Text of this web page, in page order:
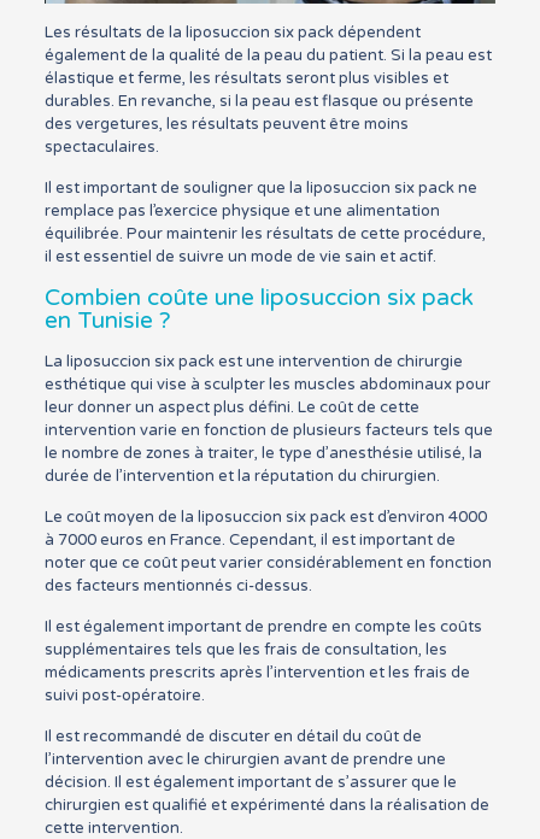
Les résultats de la liposuccion six pack dépendent
également de la qualité de la peau du patient. Si la peau est
élastique et ferme, les résultats seront plus visibles et
durables. En revanche, si la peau est flasque ou présente
des vergetures, les résultats peuvent être moins
spectaculaires.
Il est important de souligner que la liposuccion six pack ne
remplace pas l’exercice physique et une alimentation
équilibrée. Pour maintenir les résultats de cette procédure,
il est essentiel de suivre un mode de vie sain et actif.
Combien coûte une liposuccion six pack
en Tunisie ?
La liposuccion six pack est une intervention de chirurgie
esthétique qui vise à sculpter les muscles abdominaux pour
leur donner un aspect plus défini. Le coût de cette
intervention varie en fonction de plusieurs facteurs tels que
le nombre de zones à traiter, le type d’anesthésie utilisé, la
durée de l’intervention et la réputation du chirurgien.
Le coût moyen de la liposuccion six pack est d’environ 4000
à 7000 euros en France. Cependant, il est important de
noter que ce coût peut varier considérablement en fonction
des facteurs mentionnés ci-dessus.
Il est également important de prendre en compte les coûts
supplémentaires tels que les frais de consultation, les
médicaments prescrits après l’intervention et les frais de
suivi post-opératoire.
Il est recommandé de discuter en détail du coût de
l’intervention avec le chirurgien avant de prendre une
décision. Il est également important de s’assurer que le
chirurgien est qualifié et expérimenté dans la réalisation de
cette intervention.